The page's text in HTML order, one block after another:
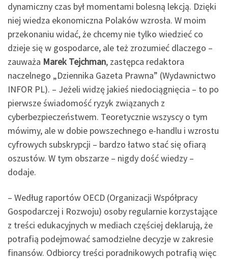
dynamiczny czas był momentami bolesną lekcją. Dzięki
niej wiedza ekonomiczna Polaków wzrosła. W moim
przekonaniu widać, że chcemy nie tylko wiedzieć co
dzieje się w gospodarce, ale też zrozumieć dlaczego –
zauważa Marek Tejchman, zastępca redaktora
naczelnego „Dziennika Gazeta Prawna” (Wydawnictwo
INFOR PL). – Jeżeli widzę jakieś niedociągnięcia – to po
pierwsze świadomość ryzyk związanych z
cyberbezpieczeństwem. Teoretycznie wszyscy o tym
mówimy, ale w dobie powszechnego e-handlu i wzrostu
cyfrowych subskrypcji – bardzo łatwo stać się ofiarą
oszustów. W tym obszarze – nigdy dość wiedzy –
dodaje.
– Według raportów OECD (Organizacji Współpracy
Gospodarczej i Rozwoju) osoby regularnie korzystające
z treści edukacyjnych w mediach częściej deklarują, że
potrafią podejmować samodzielne decyzje w zakresie
finansów. Odbiorcy treści poradnikowych potrafią więc